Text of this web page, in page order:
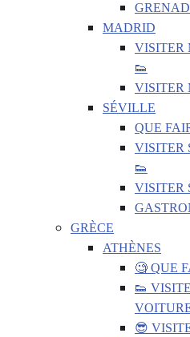
MADRID
VISITER
👟
VISITER
SÉVILLE
QUE
VISITER
👟
VISITER
GRÈCE
ATHÈNES
🧐 QUE
👟
😎